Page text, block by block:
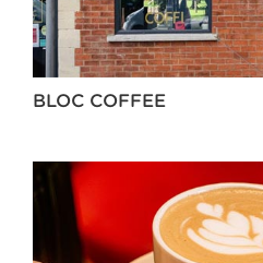
BLOC COFFEE